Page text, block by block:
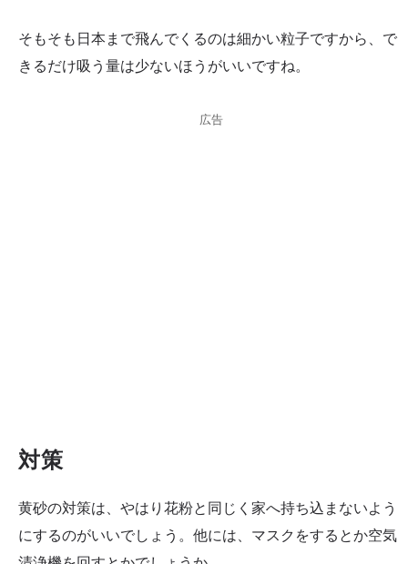
そもそも日本まで飛んでくるのは細かい粒子ですから、で
きるだけ吸う量は少ないほうがいいですね。
広告
対策
黄砂の対策は、やはり花粉と同じく家へ持ち込まないよう
にするのがいいでしょう。他には、マスクをするとか空気